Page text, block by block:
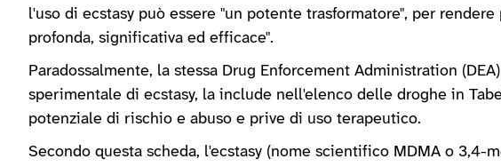
l'uso di ecstasy può essere "un potente trasformatore", per
profonda, significativa ed efficace".
Paradossalmente, la stessa Drug Enforcement Administration
sperimentale di ecstasy, la include nell'elenco delle droghe in
potenziale di rischio e abuso e prive di uso terapeutico.
Secondo questa scheda, l'ecstasy (nome scientifico MDMA o 3,4-